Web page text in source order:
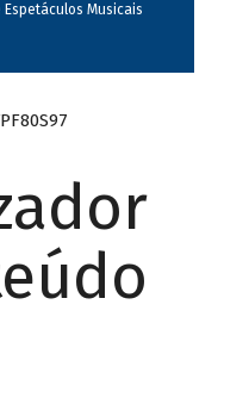
Musicais